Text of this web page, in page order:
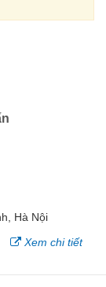
Hà Nội
Xem chi tiết